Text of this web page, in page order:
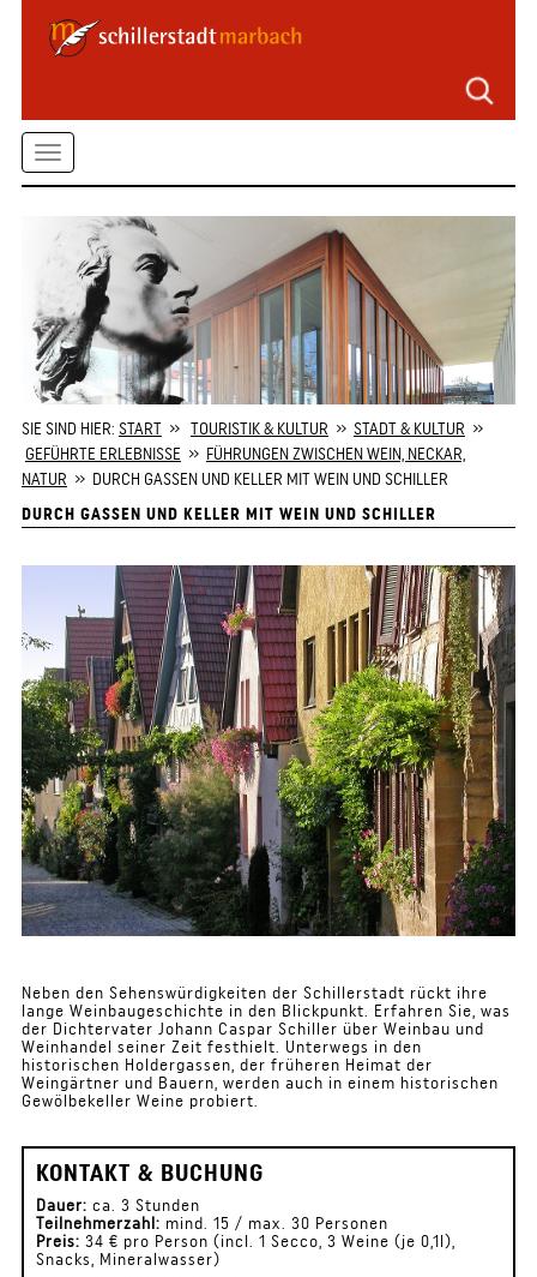
Seitenbereiche
springen
Zum
Inhalt
springen
Kontaktformular
Startseite
Toggle
SIE SIND HIER: START» TOURISTIK & KULTUR » STADT & KULTUR »
GEFÜHRTE ERLEBNISSE » FÜHRUNGEN ZWISCHEN WEIN, NECKAR,
NATUR » DURCH GASSEN UND KELLER MIT WEIN UND SCHILLER
DURCH GASSEN UND KELLER MIT WEIN UND SCHILLER
Neben den Sehenswürdigkeiten der Schillerstadt rückt ihre
lange Weinbaugeschichte in den Blickpunkt. Erfahren Sie, was
der Dichtervater Johann Caspar Schiller über Weinbau und
Weinhandel seiner Zeit festhielt. Unterwegs in den
historischen Holdergassen, der früheren Heimat der
Weingärtner und Bauern, werden auch in einem historischen
Gewölbekeller Weine probiert.
KONTAKT & BUCHUNG
Dauer: ca. 3 Stunden
Teilnehmerzahl: mind. 15 / max. 30 Personen
Preis: 34 € pro Person (incl. 1 Secco, 3 Weine (je 0,1l),
Snacks, Mineralwasser)